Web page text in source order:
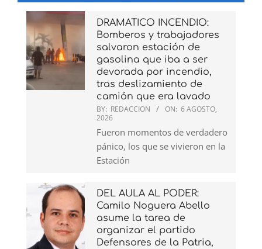
DRAMATICO INCENDIO:
Bomberos y trabajadores
salvaron estación de
gasolina que iba a ser
devorada por incendio,
tras deslizamiento de
camión que era lavado
BY: REDACCION ON: 6 AGOSTO,
2026
Fueron momentos de verdadero
pánico, los que se vivieron en la
Estación
DEL AULA AL PODER:
Camilo Noguera Abello
asume la tarea de
organizar el partido
Defensores de la Patria,